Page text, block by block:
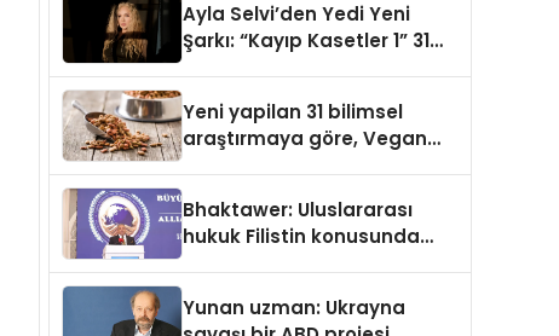
Ayla Selvi’den Yedi Yeni
Şarkı: “Kayıp Kasetler 1” 31
Yeni yapilan 31 bilimsel
araştırmaya göre, Vegan
Sindirildiğini Ortaya Koydu
Bhaktawer: Uluslararası
hukuk Filistin konusunda
Yunan uzman: Ukrayna